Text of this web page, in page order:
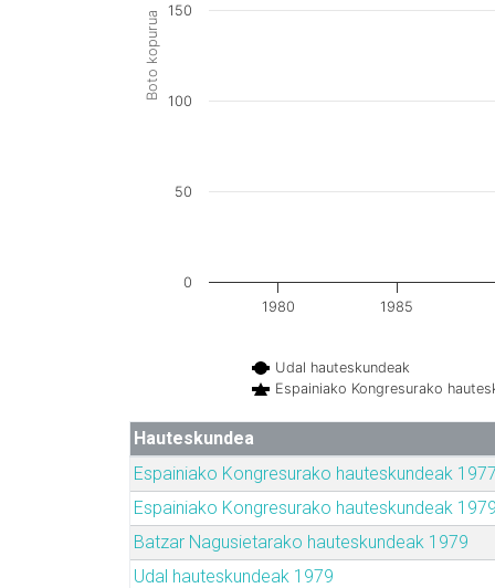
Boto kopurua
Udal hauteskundeak
Espainiako Kongresurako
1980 1985
0
50
100
150
Hauteskundea
Espainiako Kongresurako hauteskundeak 1977
Espainiako Kongresurako hauteskundeak 1979
Batzar Nagusietarako hauteskundeak 1979
Udal hauteskundeak 1979